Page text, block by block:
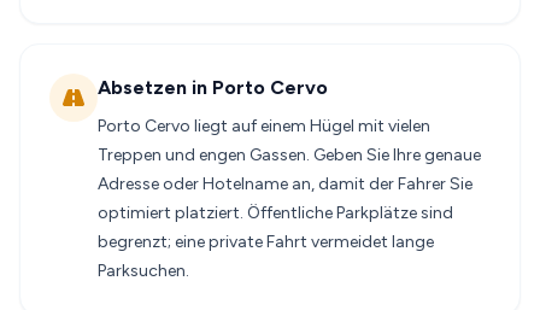
Absetzen in Porto Cervo
Porto Cervo liegt auf einem Hügel mit vielen
Treppen und engen Gassen. Geben Sie Ihre genaue
Adresse oder Hotelname an, damit der Fahrer Sie
optimiert platziert. Öffentliche Parkplätze sind
begrenzt; eine private Fahrt vermeidet lange
Parksuchen.